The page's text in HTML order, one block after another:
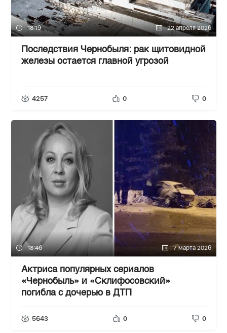
18:19 22 апреля 2026
Последствия Чернобыля: рак щитовидной
железы остается главной угрозой
4257 0 0
18:46 7 марта 2026
Актриса популярных сериалов
«Чернобыль» и «Склифосовский»
погибла с дочерью в ДТП
5643 0 0